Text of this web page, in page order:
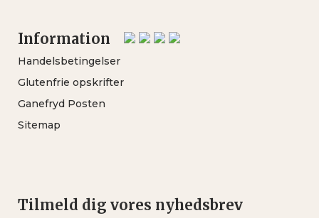
Information
Handelsbetingelser
Glutenfrie opskrifter
Ganefryd Posten
Sitemap
Tilmeld dig vores nyhedsbrev